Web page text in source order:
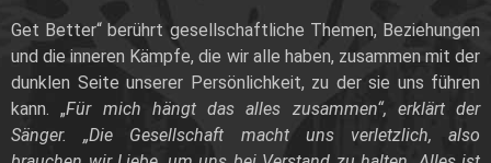
Get Better“ berührt gesellschaftliche Themen, Beziehungen
und die inneren Kämpfe, die wir alle haben, zusammen mit der
dunklen Seite unserer Persönlichkeit, zu der sie uns führen
kann. „Für mich hängt das alles zusammen“, erklärt der
Sänger. „Die Gesellschaft macht uns verletzlich, also